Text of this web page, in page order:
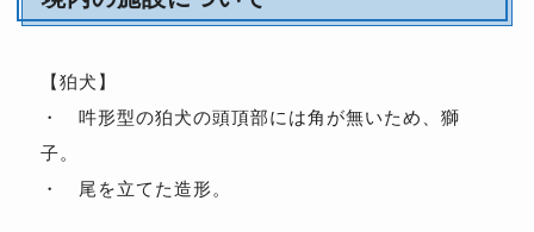
【狛犬 】
・ 吽形型の狛犬の頭頂部には角が無いため、獅
子。
・ 尾を立てた造形。